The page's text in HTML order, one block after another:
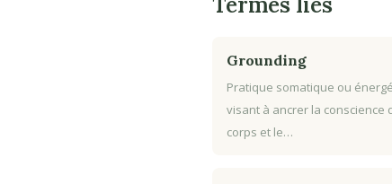
Grounding
Pratique somatique ou
visant à ancrer la conscience
corps et le…